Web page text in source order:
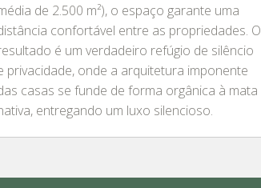
de 2.500 m²), o espaço garante uma
confortável entre as propriedades. O
é um verdadeiro refúgio de silêncio
privacidade, onde a arquitetura imponente
casas se funde de forma orgânica à mata
entregando um luxo silencioso.